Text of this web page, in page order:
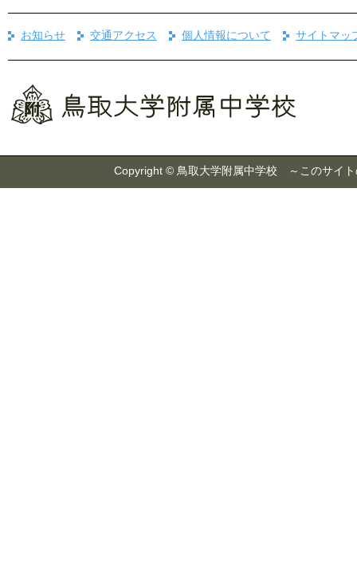
お知らせ 交通アクセス 個人情報について サイトマッ
Copyright © 鳥取大学附属中学校 ～このサイト